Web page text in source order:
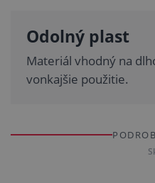
Odolný plast
Materiál vhodný na
vonkajšie použitie.